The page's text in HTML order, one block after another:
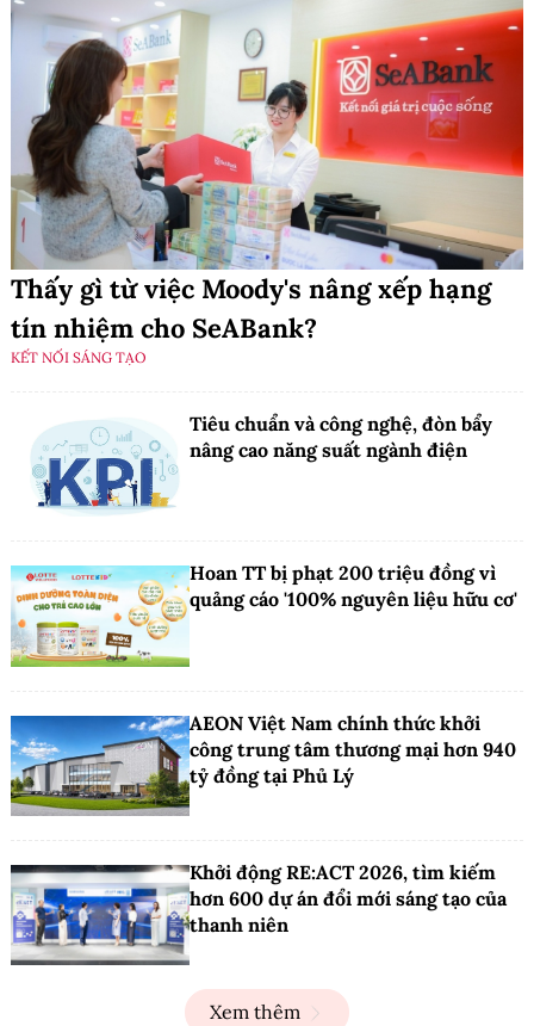
Thấy gì từ việc Moody's nâng xếp hạng
tín nhiệm cho SeABank?
KẾT NỐI SÁNG TẠO
Tiêu chuẩn và công nghệ, đòn bẩy
nâng cao năng suất ngành điện
Hoan TT bị phạt 200 triệu đồng vì
quảng cáo '100% nguyên liệu hữu cơ'
AEON Việt Nam chính thức khởi
công trung tâm thương mại hơn 940
tỷ đồng tại Phủ Lý
Khởi động RE:ACT 2026, tìm kiếm
hơn 600 dự án đổi mới sáng tạo của
thanh niên
Xem thêm